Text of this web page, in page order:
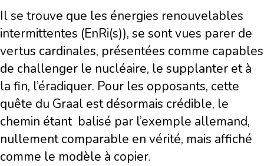
Il se trouve que les énergies renouvelables
intermittentes (EnRi(s)), se sont vues parer de
vertus cardinales, présentées comme capables
de challenger le nucléaire, le supplanter et à
la fin, l’éradiquer. Pour les opposants, cette
quête du Graal est désormais crédible, le
chemin étant balisé par l’exemple allemand,
nullement comparable en vérité, mais affiché
comme le modèle à copier.